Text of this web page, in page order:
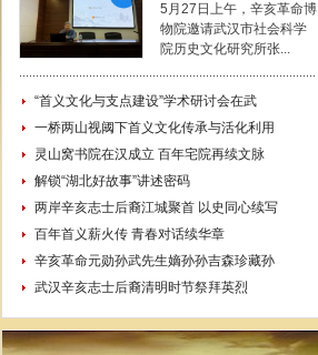
5月27日上午，辛亥革命博
物院邀请武汉市社会科学
院历史文化研究所张...
“首义文化与支点建设”学术研讨会在武
一桥两山视阈下首义文化传承与活化利用
灵山窝书院在汉成立 百年宅院再续文脉
解锁“湖北好故事”讲述密码
两岸辛亥志士后裔江城聚首 以史同心续写
百年首义薪火传 青春对话续华章
辛亥革命元勋孙武先生嫡孙孙吉森珍藏孙
武汉辛亥志士后裔清明时节祭拜英烈